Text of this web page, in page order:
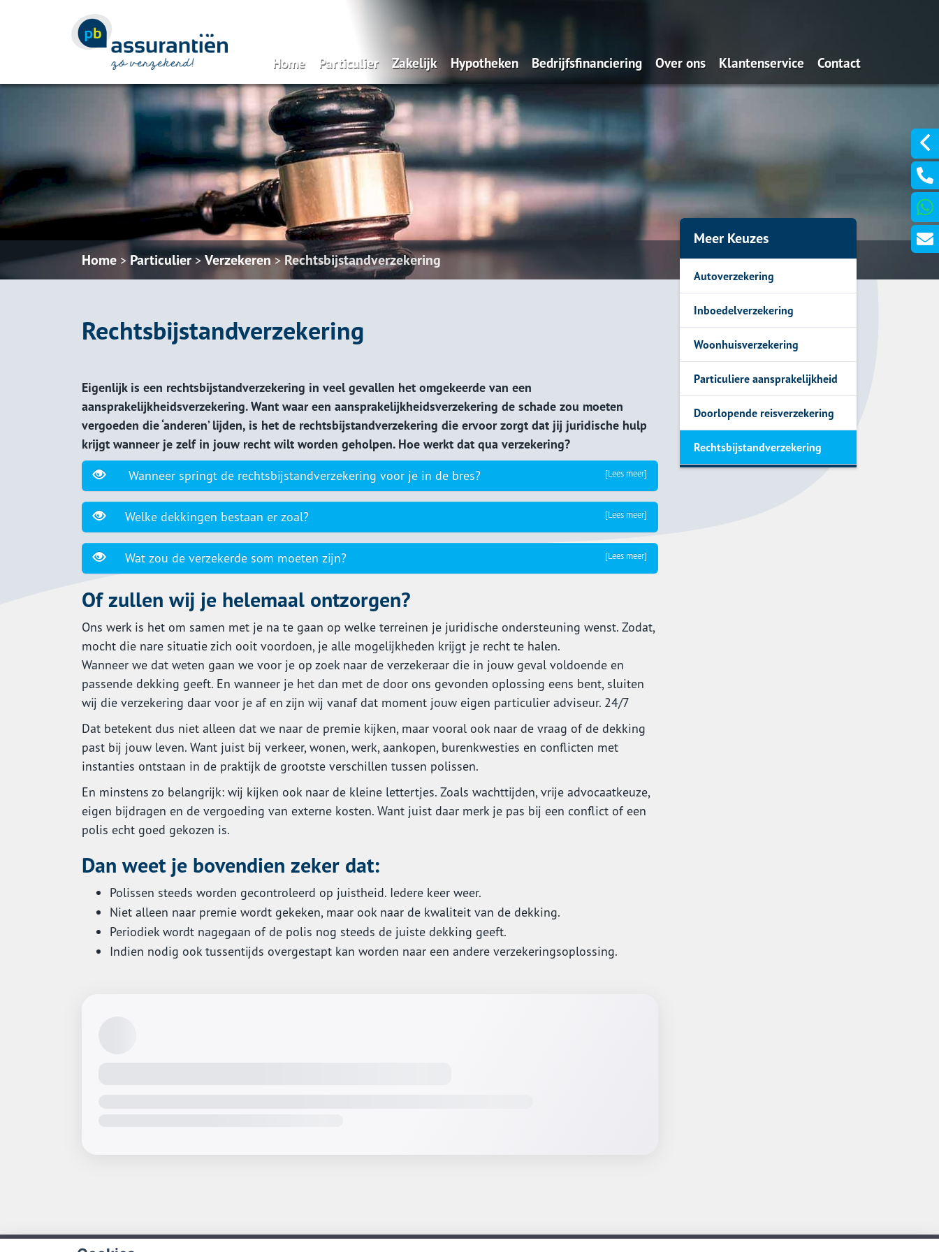
Home Particulier
Verzekeren
Hypotheken
Zakelijk
Ondernemers
Werkgevers
Cyberverzekering
Hypotheken Bedrijfsfinanciering Over ons
Dát bedoelen we nou met
ontzorgen
Zo makkelijk: Service via je
mobieltje
Klantenservice
Aanvraagformulieren
Contact
Home > Particulier > Verzekeren > Rechtsbijstandverzekering
Rechtsbijstandverzekering
Eigenlijk is een rechtsbijstandverzekering in veel gevallen het omgekeerde van een
aansprakelijkheidsverzekering. Want waar een aansprakelijkheidsverzekering de schade zou moeten
vergoeden die ‘anderen’ lijden, is het de rechtsbijstandverzekering die ervoor zorgt dat jij juridische hulp
krijgt wanneer je zelf in jouw recht wilt worden geholpen. Hoe werkt dat qua verzekering?
Wanneer springt de rechtsbijstandverzekering voor je in de bres?
[Lees meer]
Welke dekkingen bestaan er zoal? [Lees meer]
Wat zou de verzekerde som moeten zijn? [Lees meer]
Of zullen wij je helemaal ontzorgen?
Ons werk is het om samen met je na te gaan op welke terreinen je juridische ondersteuning wenst. Zodat,
mocht die nare situatie zich ooit voordoen, je alle mogelijkheden krijgt je recht te halen.
Wanneer we dat weten gaan we voor je op zoek naar de verzekeraar die in jouw geval voldoende en
passende dekking geeft. En wanneer je het dan met de door ons gevonden oplossing eens bent, sluiten
wij die verzekering daar voor je af en zijn wij vanaf dat moment jouw eigen particulier adviseur. 24/7
Dat betekent dus niet alleen dat we naar de premie kijken, maar vooral ook naar de vraag of de dekking
past bij jouw leven. Want juist bij verkeer, wonen, werk, aankopen, burenkwesties en conflicten met
instanties ontstaan in de praktijk de grootste verschillen tussen polissen.
En minstens zo belangrijk: wij kijken ook naar de kleine lettertjes. Zoals wachttijden, vrije advocaatkeuze,
eigen bijdragen en de vergoeding van externe kosten. Want juist daar merk je pas bij een conflict of een
polis echt goed gekozen is.
Dan weet je bovendien zeker dat:
Polissen steeds worden gecontroleerd op juistheid. Iedere keer weer.
Niet alleen naar premie wordt gekeken, maar ook naar de kwaliteit van de dekking.
Periodiek wordt nagegaan of de polis nog steeds de juiste dekking geeft.
Indien nodig ook tussentijds overgestapt kan worden naar een andere verzekeringsoplossing.
Meer Keuzes
Autoverzekering
Inboedelverzekering
Woonhuisverzekering
Particuliere aansprakelijkheid
Doorlopende reisverzekering
Rechtsbijstandverzekering